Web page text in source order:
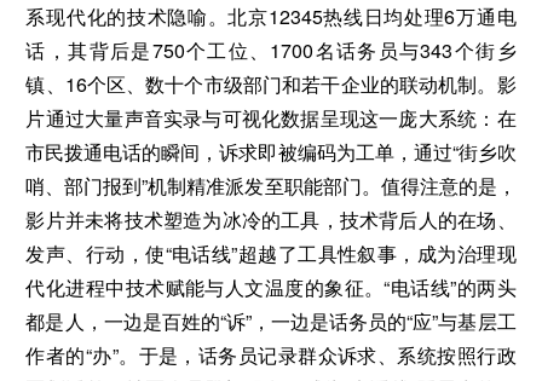
系现代化的技术隐喻。北京12345热线日均处理6万通电
话，其背后是750个工位、1700名话务员与343个街乡
镇、16个区、数十个市级部门和若干企业的联动机制。影
片通过大量声音实录与可视化数据呈现这一庞大系统：在
市民拨通电话的瞬间，诉求即被编码为工单，通过“街乡吹
哨、部门报到”机制精准派发至职能部门。值得注意的是，
影片并未将技术塑造为冰冷的工具，技术背后人的在场、
发声、行动，使“电话线”超越了工具性叙事，成为治理现
代化进程中技术赋能与人文温度的象征。“电话线”的两头
都是人，一边是百姓的“诉”，一边是话务员的“应”与基层工
作者的“办”。于是，话务员记录群众诉求、系统按照行政